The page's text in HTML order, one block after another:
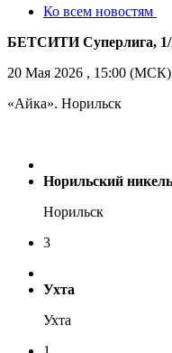
Ко всем новостям
БЕТСИТИ Суперлига,
20 Мая 2026 , 15:00 (МСК)
«Айка». Норильск
Норильский никель
Норильск
3
Ухта
Ухта